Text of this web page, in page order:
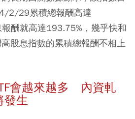
2/29累積總報酬高達
酬就高達193.75%，幾乎快和
股息指數的累積總報酬不相上
會越來越多 內資軋
發生